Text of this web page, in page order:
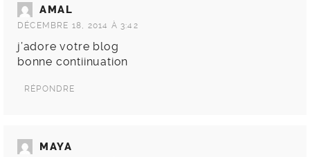
AMAL
DÉCEMBRE 18, 2014 À 3:42
j’adore votre blog
bonne contiinuation
RÉPONDRE
MAYA